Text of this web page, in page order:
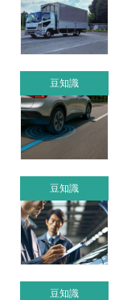
豆知識
豆知識
豆知識